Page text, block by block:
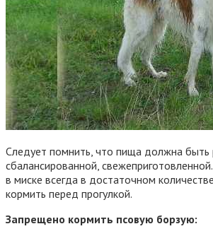
Следует помнить, что пища должна быть
сбалансированной,
в миске всегда в достаточном
кормить перед прогулкой.
Запрещено кормить псовую борзую: